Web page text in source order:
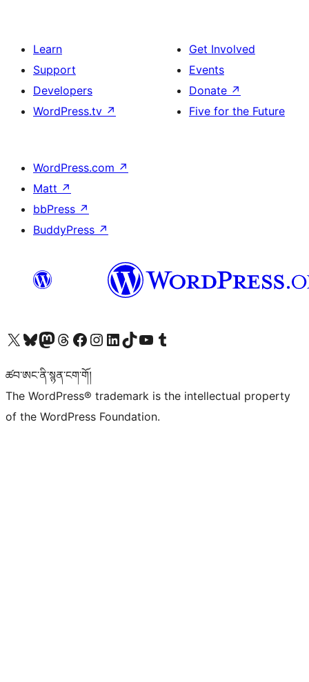
Learn
Support
Developers
WordPress.tv ↗
Get Involved
Events
Donate ↗
Five for the Future
WordPress.com ↗
Matt ↗
bbPress ↗
BuddyPress ↗
Visit our X (formerly Twitter) account
Visit our Bluesky account
Visit our Mastodon account
Visit our Threads account
Visit our Facebook page
Visit our Instagram account
Visit our LinkedIn account
Visit our TikTok account
Visit our YouTube channel
Visit our Tumblr account
ཚབ་ཨང་ནི་སྙན་ངག་གོ།
The WordPress® trademark is the intellectual property
of the WordPress Foundation.